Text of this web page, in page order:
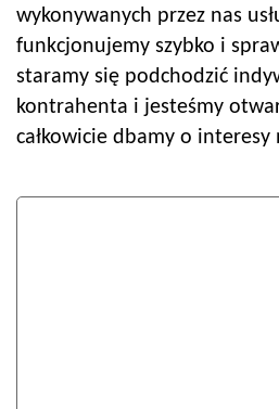
wykonywanych przez nas
funkcjonujemy szybko i
staramy się podchodzić
kontrahenta i jesteśmy
całkowicie dbamy o